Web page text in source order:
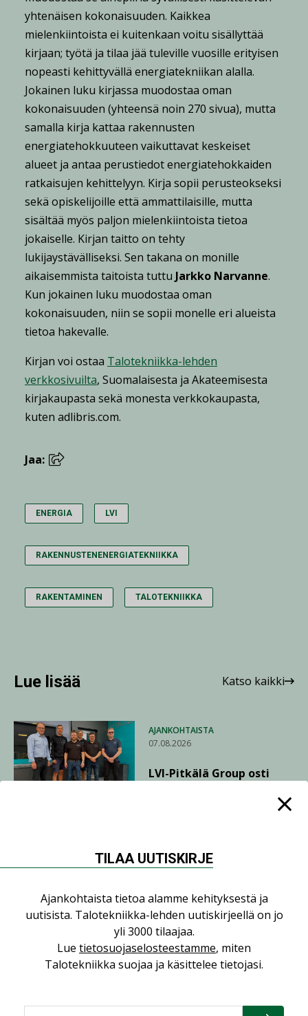
yhtenäisen kokonaisuuden. Kaikkea
mielenkiintoista ei kuitenkaan voitu sisällyttää
kirjaan; työtä ja tilaa jää tuleville vuosille erityisen
nopeasti kehittyvällä energiatekniikan alalla.
Jokainen luku kirjassa muodostaa oman
kokonaisuuden (yhteensä noin 270 sivua), mutta
samalla kirja kattaa rakennusten
energiatehokkuuteen vaikuttavat keskeiset
alueet ja antaa perustiedot energiatehokkaiden
ratkaisujen kehittelyyn. Kirja sopii perusteokseksi
sekä opiskelijoille että ammattilaisille, mutta
sisältää myös paljon mielenkiintoista tietoa
jokaiselle. Kirjan taitto on tehty
lukijaystävälliseksi. Sen takana on monille
aikaisemmista taitoista tuttu Jarkko Narvanne.
Kun jokainen luku muodostaa oman
kokonaisuuden, niin se sopii monelle eri alueista
tietoa hakevalle.
Kirjan voi ostaa Talotekniikka-lehden
verkkosivuilta, Suomalaisesta ja Akateemisesta
kirjakaupasta sekä monesta verkkokaupasta,
kuten adlibris.com.
Jaa:
ENERGIA LVI
RAKENNUSTENENERGIATEKNIIKKA
RAKENTAMINEN TALOTEKNIIKKA
Lue lisää Katso kaikki
AJANKOHTAISTA
07.08.2026
LVI-Pitkälä Group osti
06.08.2026
Puutteellinen eristys
lisää lämpöhäviöitä
TILAA UUTISKIRJE
Ajankohtaista tietoa alamme kehityksestä ja
uutisista. Talotekniikka-lehden uutiskirjeellä on jo
yli 3000 tilaajaa.
Lue tietosuojaselosteestamme, miten
Talotekniikka suojaa ja käsittelee tietojasi.